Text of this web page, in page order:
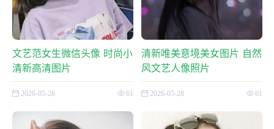
文艺范女生微信头像 时尚小
清新高清图片
2026-05-28 61
清新唯美意境美女图片 自然
风文艺人像照片
2026-05-28 61